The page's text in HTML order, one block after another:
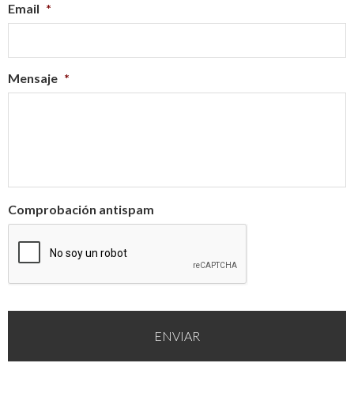
Email *
Mensaje *
Comprobación antispam